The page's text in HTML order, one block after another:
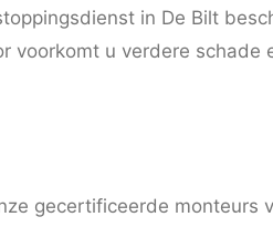
in De Bilt
voorkomt u verdere schade
gecertificeerde monteurs